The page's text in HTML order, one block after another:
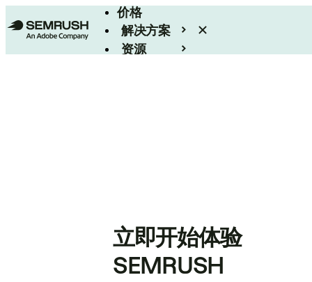
价格
解决方案
资源
立即开始体验
SEMRUSH